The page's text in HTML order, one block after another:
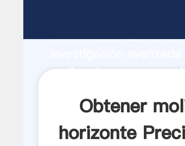
fuerte capacidad de
molino de arroz nuevo
Obtener
horizonte